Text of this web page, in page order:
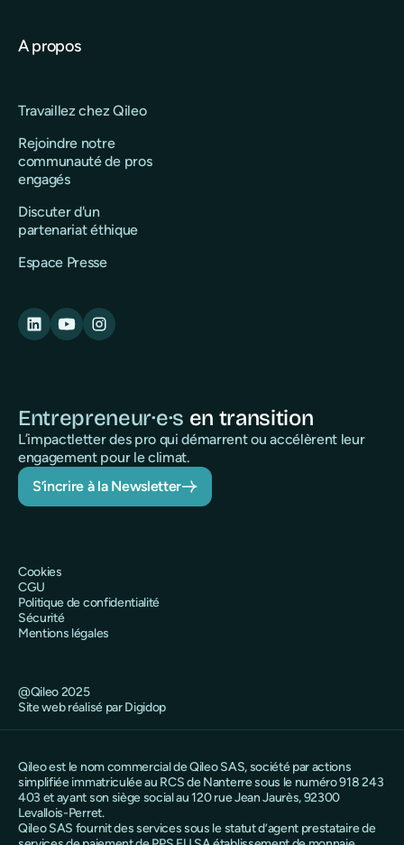
A propos
Travaillez chez Qileo
Rejoindre notre
communauté de pros
engagés
Discuter d'un
partenariat éthique
Espace Presse
Entrepreneur·e·s en transition
L’impactletter des pro qui démarrent ou accélèrent leur
engagement pour le climat.
S’incrire à la Newsletter
@Qileo 2025
Site web réalisé par Digidop
Cookies
CGU
Politique de confidentialité
Sécurité
Mentions légales
Qileo est le nom commercial de Qileo SAS, société par actions
simplifiée immatriculée au RCS de Nanterre sous le numéro 918 243
403 et ayant son siège social au 120 rue Jean Jaurès, 92300
Levallois-Perret.
Qileo SAS fournit des services sous le statut d’agent prestataire de